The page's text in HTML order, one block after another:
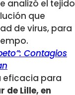
analizó el tejido
que
de virus, para
Contagios
eficacia para
de Lille, en